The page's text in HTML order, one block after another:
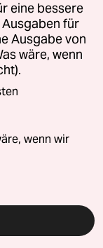
eine bessere
für
Ausgabe von
wäre, wenn
wenn wir